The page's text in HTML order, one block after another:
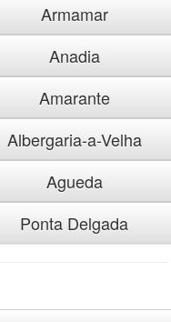
Armamar
Anadia
Amarante
Albergaria-a-Velha
Agueda
Ponta Delgada